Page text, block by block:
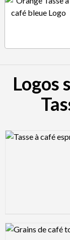
Logos
Logo Preview
Logo Preview